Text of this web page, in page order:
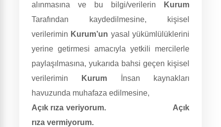
alınmasına ve bu bilgi/verilerin
Kurum
Tarafından kaydedilmesine, kişisel
verilerimin Kurum’un yasal yükümlülüklerini
yerine getirmesi amacıyla yetkili mercilerle
paylaşılmasına, yukarıda bahsi geçen kişisel
verilerimin
Kurum
İnsan kaynakları
havuzunda muhafaza edilmesine,
Açık rıza veriyorum. Açık
rıza vermiyorum.